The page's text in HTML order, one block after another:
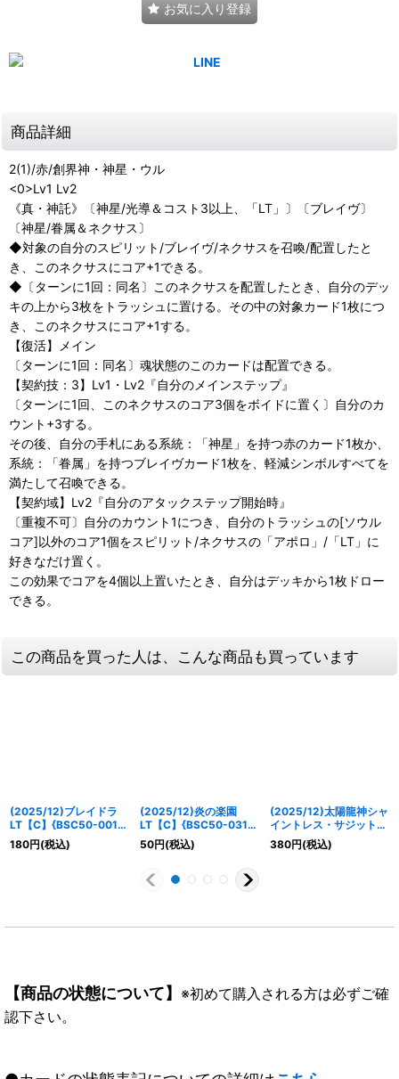
お気に入り登録
商品詳細
2(1)/赤/創界神・神星・ウル
<0>Lv1 Lv2
《真・神託》〔神星/光導＆コスト3以上、「LT」〕〔ブレイヴ〕
〔神星/眷属＆ネクサス〕
◆対象の自分のスピリット/ブレイヴ/ネクサスを召喚/配置したと
き、このネクサスにコア+1できる。
◆〔ターンに1回：同名〕このネクサスを配置したとき、自分のデッ
キの上から3枚をトラッシュに置ける。その中の対象カード1枚につ
き、このネクサスにコア+1する。
【復活】メイン
〔ターンに1回：同名〕魂状態のこのカードは配置できる。
【契約技：3】Lv1・Lv2『自分のメインステップ』
〔ターンに1回、このネクサスのコア3個をボイドに置く〕自分のカ
ウント+3する。
その後、自分の手札にある系統：「神星」を持つ赤のカード1枚か、
系統：「眷属」を持つブレイヴカード1枚を、軽減シンボルすべてを
満たして召喚できる。
【契約域】Lv2『自分のアタックステップ開始時』
〔重複不可〕自分のカウント1につき、自分のトラッシュの[ソウル
コア]以外のコア1個をスピリット/ネクサスの「アポロ」/「LT」に
好きなだけ置く。
この効果でコアを4個以上置いたとき、自分はデッキから1枚ドロー
できる。
この商品を買った人は、こんな商品も買っています
(2025/12)ブレイドラ
LT【C】{BSC50-001}
《赤》
180円(税込)
(2025/12)炎の楽園
LT【C】{BSC50-031}
《赤》
50円(税込)
(2025/12)太陽龍神シャ
イントレス・サジット・
アポロドラゴン【X】
{BSC50-X01}《赤》
380円(税込)
【商品の状態について】 ※初めて購入される方は必ずご確
認下さい。